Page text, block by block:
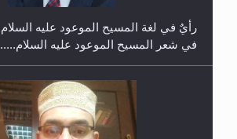
في شعر المسيح الموعود عليه السلام.....